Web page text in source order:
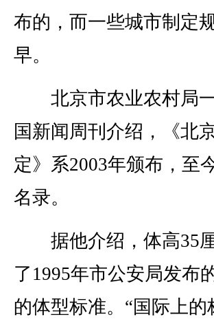
布的，而一些城市制定
早。
北京市农业农村局一
国新闻周刊介绍，《北
定》系2003年颁布，至
名录。
据他介绍，体高35
了1995年市公安局发布
的体型标准。“国际上